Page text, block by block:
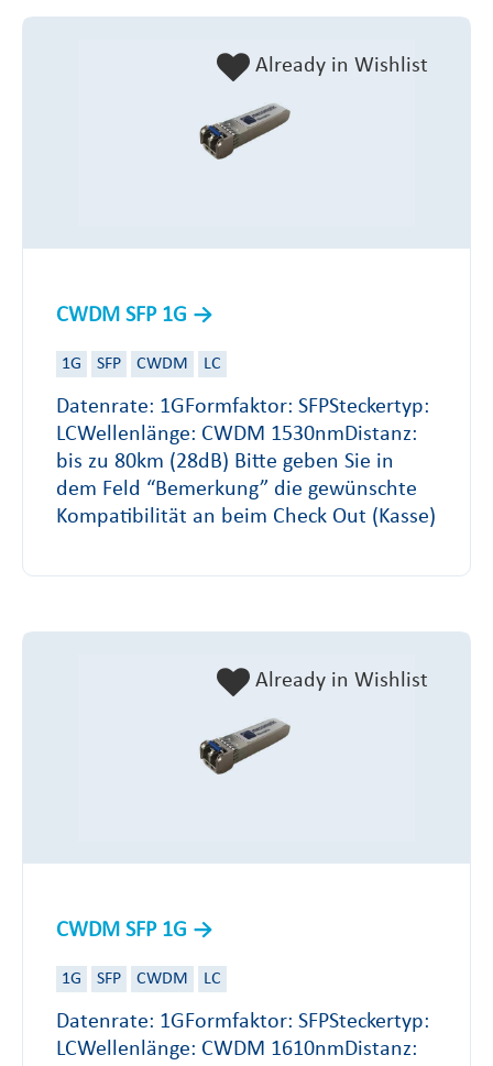
CWDM SFP 1G
1G SFP CWDM LC
Datenrate: 1GFormfaktor: SFPSteckertyp:
LCWellenlänge: CWDM 1530nmDistanz:
bis zu 80km (28dB) Bitte geben Sie in
dem Feld “Bemerkung” die gewünschte
Kompatibilität an beim Check Out (Kasse)
Already in Wishlist
CWDM SFP 1G
1G SFP CWDM LC
Datenrate: 1GFormfaktor: SFPSteckertyp:
LCWellenlänge: CWDM 1610nmDistanz:
Already in Wishlist